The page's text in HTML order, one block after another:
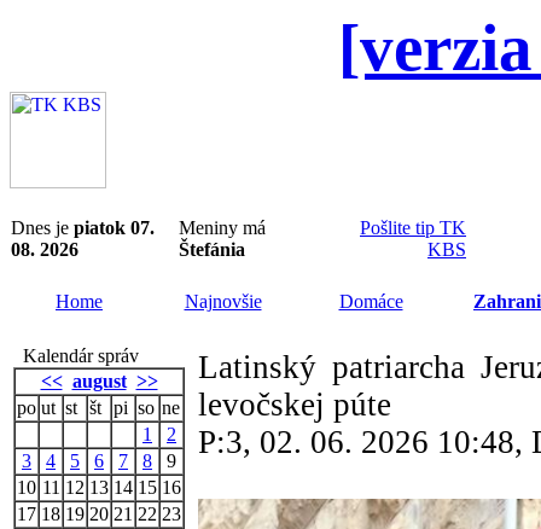
Dnes je piatok 07.
08. 2026
Meniny má
Štefánia
Pošlite tip TK
KBS
Home Najnovšie Domáce
Kalendár správ
<< august >>
po ut st št pi so ne
1
2
3
4 5 6 7 8
9
10 11 12 13 14 15 16
17 18 19 20 21 22 23
Latinský patriarcha
levočskej púte
P:3, 02. 06. 2026 10:48,